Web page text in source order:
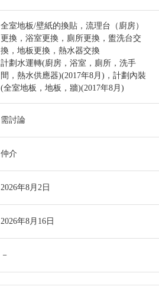
全室地板/壁紙的換貼，流理台（廚房）
更換，浴室更換，廁所更換，盥洗台交
換，地板更換，熱水器交換
計劃水運轉(廚房，浴室，廁所，洗手
間，熱水供應器)(2017年8月)，計劃內裝
(全室地板，地板，牆)(2017年8月)
需討論
仲介
2026年8月2日
2026年8月16日
－